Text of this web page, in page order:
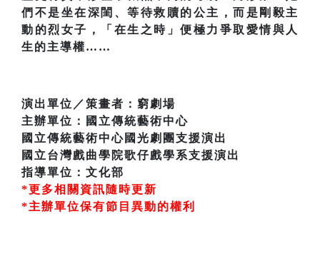
們不是坐在深閨、等待救贖的公主，而是剛毅主
動的烈女子，「在生之時」便極力爭取愛情與人
生的主導權……
演出單位／策畫者：窮劇場
主辦單位：國立傳統藝術中心
國立傳統藝術中心國光劇團支援演出
國立台灣戲曲學院歌仔戲學系支援演出
指導單位：文化部
*更多相關資訊隨時更新
*主辦單位保有節目異動的權利